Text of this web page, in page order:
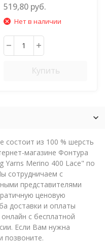
519,80 руб.
Нет в наличии
Купить
состоит из 100 % шерсть
магазине Фонтура
Merino 400 Lace" по
сотрудничаем с
представителями
ценовую
доставки и оплаты
с бесплатной
Если Вам нужна
позвоните.